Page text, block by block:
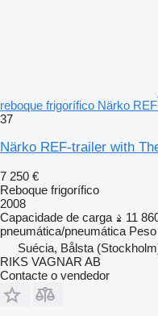
reboque frigorífico Närko
37
Närko REF-trailer with
7 250 €
Reboque frigorífico
2008
Capacidade de carga
11
pneumática/pneumática
Suécia, Bålsta
RIKS VAGNAR AB
Contacte o vendedor